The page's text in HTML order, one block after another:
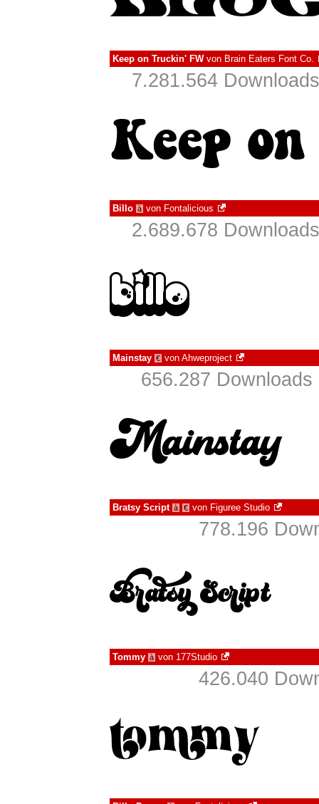
Keep on Truckin' FWvon Brain Eaters Font Co.
7.281.564
Billo à von Fontalicious
2.689.678
Mainstay € von Ahweproject
656.287
Bratsy Script à € von Figuree Studio
778.196
Tommy à von 177Studio
426.040